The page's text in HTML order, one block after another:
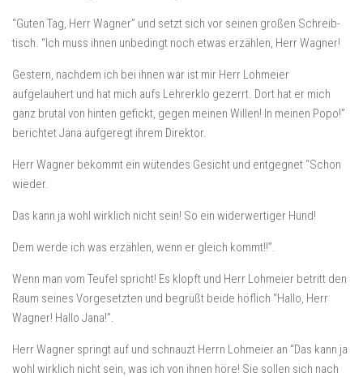
“Guten Tag, Herr Wagner” und setzt sich vor seinen großen Schreib-
tisch. “Ich muss ihnen unbedingt noch etwas erzählen, Herr Wagner!
Gestern, nachdem ich bei ihnen war ist mir Herr Lohmeier
aufgelauhert und hat mich aufs Lehrerklo gezerrt. Dort hat er mich
ganz brutal von hinten gefickt, gegen meinen Willen! In meinen Popo!”
berichtet Jana aufgeregt ihrem Direktor.
Herr Wagner bekommt ein wütendes Gesicht und entgegnet “Schon
wieder.
Das kann ja wohl wirklich nicht sein! So ein widerwertiger Hund!
Dem werde ich was erzählen, wenn er gleich kommt!!”.
Wenn man vom Teufel spricht! Es klopft und Herr Lohmeier betritt den
Raum seines Vorgesetzten und begrüßt beide höflich “Hallo, Herr
Wagner! Hallo Jana!”.
Herr Wagner springt auf und schnauzt Herrn Lohmeier an “Das kann ja
wohl wirklich nicht sein, was ich von ihnen höre! Sie sollen sich nach